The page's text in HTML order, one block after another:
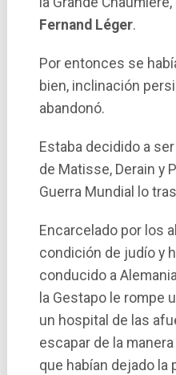
Fernand Léger.
Por entonces se
bien, inclinación
abandonó.
Estaba decidido a
de Matisse, Derain y
Guerra Mundial lo
Encarcelado por los
condición de judío y
conducido a
la Gestapo le rompe
un hospital de las
escapar de la
que habían dejado la